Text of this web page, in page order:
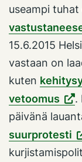
useampi tuhat
15.6.2015
vastaan on
kuten
vetoomus
.
päivänä
suurprotesti